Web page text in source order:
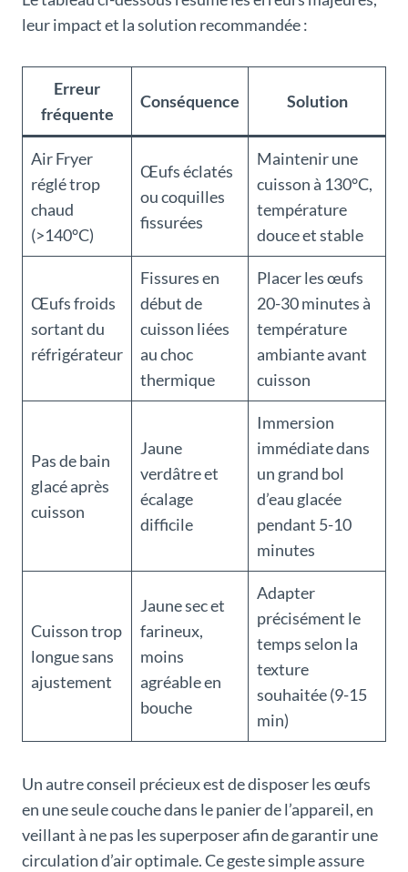
leur impact et la solution recommandée :
Erreur
fréquente
Conséquence Solution
Air Fryer
réglé trop
chaud
(>140°C)
Œufs éclatés
ou coquilles
fissurées
Maintenir une
cuisson à 130°C,
température
douce et stable
Œufs froids
sortant du
réfrigérateur
Fissures en
début de
cuisson liées
au choc
thermique
Placer les œufs
20-30 minutes à
température
ambiante avant
cuisson
Pas de bain
glacé après
cuisson
Jaune
verdâtre et
écalage
difficile
Immersion
immédiate dans
un grand bol
d’eau glacée
pendant 5-10
minutes
Cuisson trop
longue sans
ajustement
Jaune sec et
farineux,
moins
agréable en
bouche
Adapter
précisément le
temps selon la
texture
souhaitée (9-15
min)
Un autre conseil précieux est de disposer les œufs
en une seule couche dans le panier de l’appareil, en
veillant à ne pas les superposer afin de garantir une
circulation d’air optimale. Ce geste simple assure